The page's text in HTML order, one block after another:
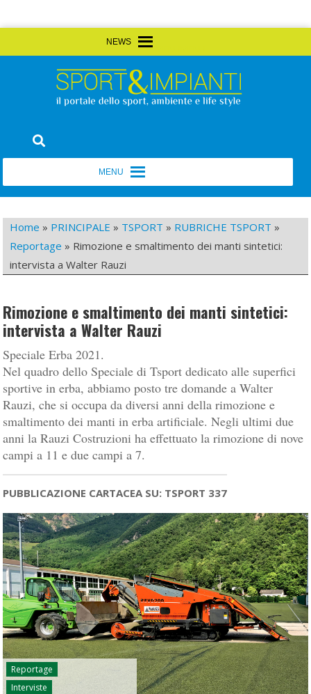
to
Sport&Impianti
Home » PRINCIPALE » TSPORT » RUBRICHE TSPORT »
Reportage » Rimozione e smaltimento dei manti sintetici:
intervista a Walter Rauzi
Rimozione e smaltimento dei manti sintetici:
intervista a Walter Rauzi
Speciale Erba 2021.
Nel quadro dello Speciale di Tsport dedicato alle superfici
sportive in erba, abbiamo posto tre domande a Walter
Rauzi, che si occupa da diversi anni della rimozione e
smaltimento dei manti in erba artificiale. Negli ultimi due
anni la Rauzi Costruzioni ha effettuato la rimozione di nove
campi a 11 e due campi a 7.
PUBBLICAZIONE CARTACEA SU: TSPORT 337
Reportage
Interviste